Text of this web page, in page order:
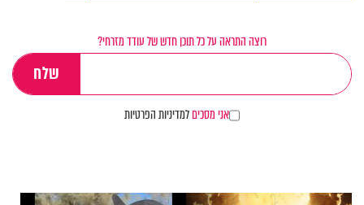
רוצה התראה על כל תוכן חדש של עודד מזרחי?
אני מסכיםלמדיניות הפרטיות